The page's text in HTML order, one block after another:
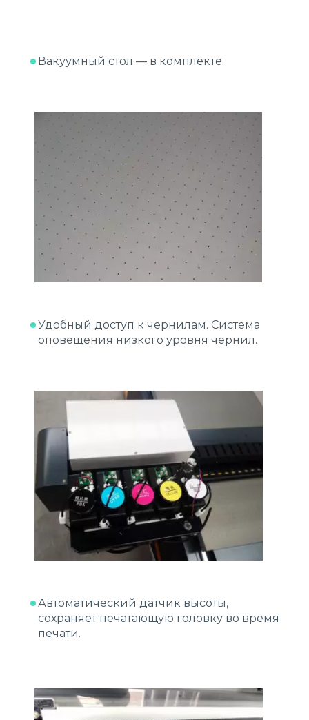
Вакуумный стол — в комплекте.
Удобный доступ к чернилам. Система
оповещения низкого уровня чернил.
Автоматический датчик высоты,
сохраняет печатающую головку во время
печати.